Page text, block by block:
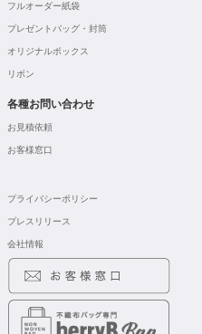
フルオーダー紙袋
プレゼントバッグ・封筒
オリジナルボックス
リボン
各種お問い合わせ
お見積依頼
お客様窓口
プライバシーポリシー
プレスリリース
会社情報